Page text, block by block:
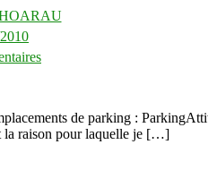
Parking
guide
d’investissement
de parking :
la raison pour laquelle je […]